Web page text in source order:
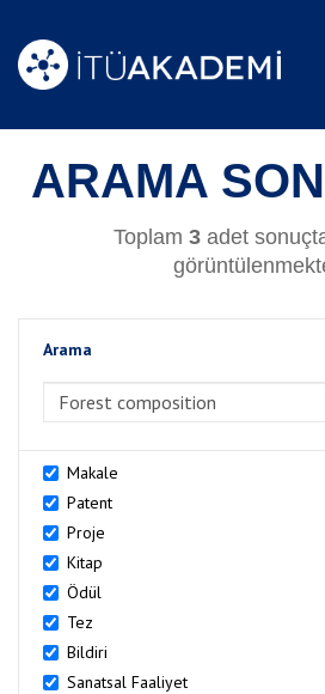
ARAMA
Toplam 3adet
Arama
Makale
Patent
Proje
Kitap
Ödül
Tez
Bildiri
Sanatsal Faaliyet